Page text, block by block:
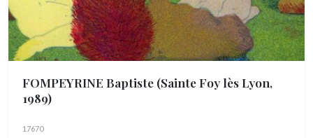
FOMPEYRINE Baptiste (Sainte Foy lès Lyon,
1989)
17670